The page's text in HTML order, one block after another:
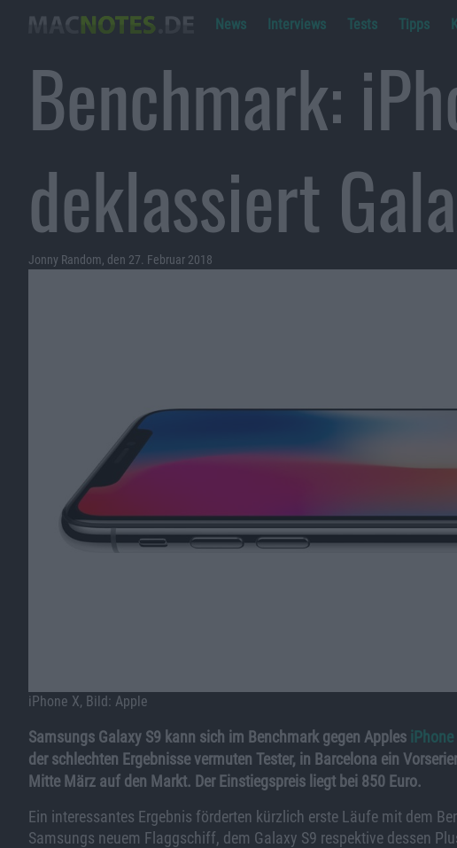
News Interviews Tests Tipps
Benchmark:
deklassiert
Jonny Random, den 27. Februar 2018
iPhone X, Bild: Apple
Samsungs Galaxy S9 kann sich im Benchmark gegen Apples iPhone
der schlechten Ergebnisse vermuten Tester, in Barcelona ein
Mitte März auf den Markt. Der Einstiegspreis liegt bei 850 Euro.
Ein interessantes Ergebnis förderten kürzlich erste Läufe mit dem
Samsungs neuem Flaggschiff, dem Galaxy S9 respektive dessen